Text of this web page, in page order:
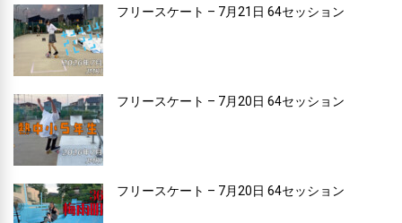
フリースケート – 7月21日 64セッション
フリースケート – 7月20日 64セッション
フリースケート – 7月20日 64セッション